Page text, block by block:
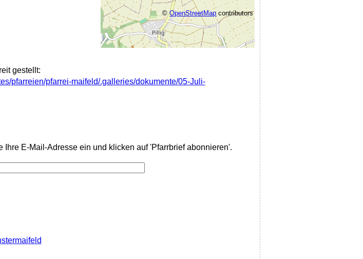
©OpenStreetMapcontributors
gestellt:
pfarreien/pfarrei-maifeld/.galleries/dokumente/05-Juli-
Ihre E-Mail-Adresse ein und klicken auf 'Pfarrbrief abonnieren'.